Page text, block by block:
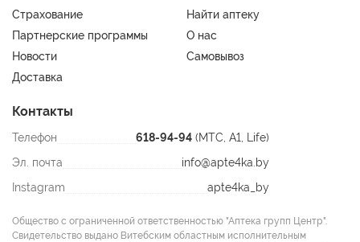
Страхование
Найти аптеку
Партнерские программы
О нас
Новости
Самовывоз
Доставка
Контакты
Телефон 618-94-94 (МТС, A1, Life)
Эл. почта
info@apte4ka.by
Instagram
apte4ka_by
Общество с ограниченной ответственностью "Аптека групп Центр".
Свидетельство выдано Витебским областным исполнительным